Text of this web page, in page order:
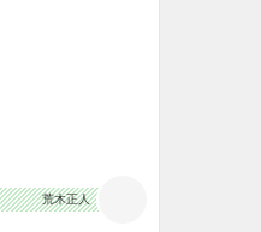
荒木正人